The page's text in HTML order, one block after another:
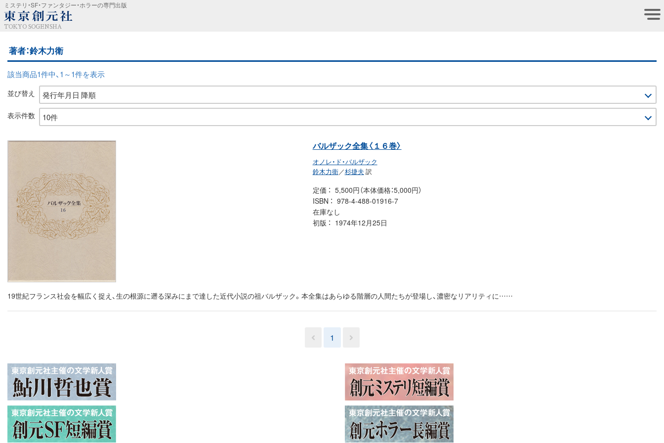
ミステリ・SF・ファンタジー・ホラーの専門出版
TOKYO SOGENSHA
著者：鈴木力衛
該当商品1件中、1～1件を表示
並び替え
表示件数
バルザック全集〈１６巻〉
オノレ・ド・バルザック
鈴木力衛／杉捷夫 訳
定価
5,500円（本体価格：5,000円）
ISBN
978-4-488-01916-7
在庫なし
初版
1974年12月25日
19世紀フランス社会を幅広く捉え、生の根源に遡る深みにまで達した近代小説の祖バルザック。本全集はあらゆる階層の人間たちが登場し、濃密なリアリティに……
1